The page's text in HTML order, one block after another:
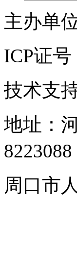
主办单
ICP证号
技术支
地址：
周口市